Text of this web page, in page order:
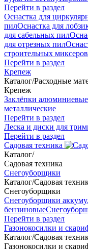
Перейти в раздел
Оснастка для
пилОснастка для
для сабельных пил
для отрезных пил
строительных миксеров
Перейти в раздел
Крепеж
Каталог/Расходные
Крепеж
Заклёпки алюминиевые
металлические
Перейти в раздел
Леска и диски для
Перейти в раздел
Садовая техника
Каталог/
Садовая техника
Снегоуборщики
Каталог/Садовая
Снегоуборщики
Снегоуборщики
бензиновые
Перейти в раздел
Газонокосилки и
Каталог/Садовая
Газонокосилки и